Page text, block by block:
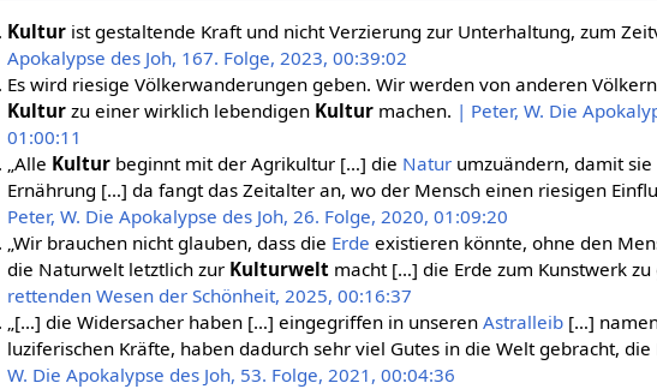
Kultur ist gestaltende Kraft und nicht Verzierung zur Unterhaltung, zum
Apokalypse des Joh, 167. Folge, 2023, 00:39:02
Es wird riesige Völkerwanderungen geben. Wir werden von anderen
Kultur zu einer wirklich lebendigen Kultur machen. | Peter, W. Die
01:00:11
„Alle Kultur beginnt mit der Agrikultur […] die Natur umzuändern, damit
Ernährung […] da fangt das Zeitalter an, wo der Mensch einen riesigen
Peter, W. Die Apokalypse des Joh, 26. Folge, 2020, 01:09:20
„Wir brauchen nicht glauben, dass die Erde existieren könnte, ohne den
die Naturwelt letztlich zur Kulturwelt macht […] die Erde zum Kunstwerk
rettenden Wesen der Schönheit, 2025, 00:16:37
„[…] die Widersacher haben […] eingegriffen in unserenAstralleib […]
luziferischen Kräfte, haben dadurch sehr viel Gutes in die Welt gebracht, die
W. Die Apokalypse des Joh, 53. Folge, 2021, 00:04:36